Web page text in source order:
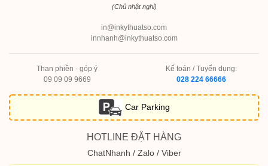
(Chủ nhật nghỉ)
in@inkythuatso.com
innhanh@inkythuatso.com
Than phiền - góp ý
09 09 09 9669
Kế toán / Tuyển dụng:
028 224 66666
Car Parking
HOTLINE ĐẶT HÀNG
ChatNhanh / Zalo / Viber